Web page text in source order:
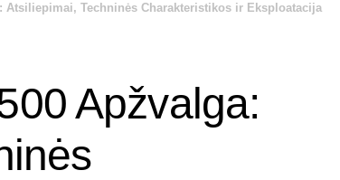
Atsiliepimai, Techninės Charakteristikos ir Eksploatacija
Apžvalga: